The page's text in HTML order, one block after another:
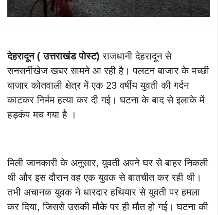
देहरादून ( उत्तराखंड पोस्ट) राजधानी देहरादून से
सनसनीखेज खबर सामने आ रही है। पलटन बाजार के मच्छी
बाजार कोतवाली क्षेत्र में एक 23 वर्षीय युवती की गर्दन
काटकर निर्मम हत्या कर दी गई। घटना के बाद से इलाके में
हड़कंप मच गया है ।
मिली जानकारी के अनुसार, युवती अपने घर से बाहर निकली
थी और इस दौरान वह एक युवक से बातचीत कर रही थी।
तभी अचानक युवक ने धारदार हथियार से युवती पर हमला
कर दिया, जिससे उसकी मौके पर ही मौत हो गई।घटना की